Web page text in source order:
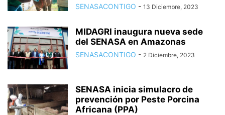
SENASACONTIGO - 13 Diciembre, 2023
MIDAGRI inaugura nueva sede
del SENASA en Amazonas
SENASACONTIGO - 2 Diciembre, 2023
SENASA inicia simulacro de
prevención por Peste Porcina
Africana (PPA)